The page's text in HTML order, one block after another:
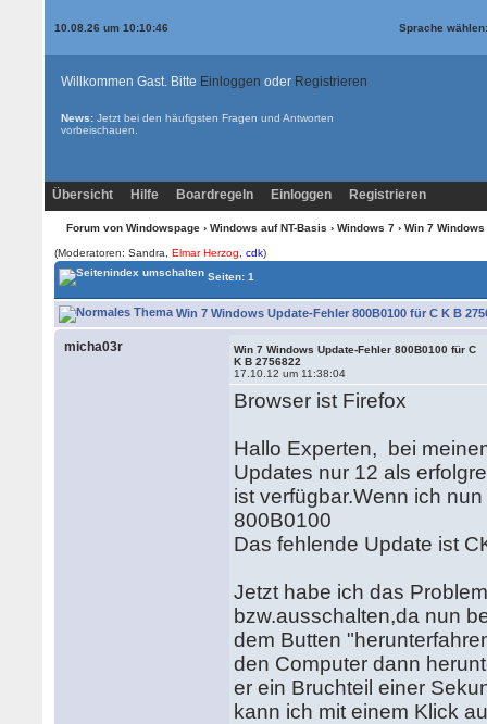
10.08.26 um 10:10:46 Sprache
Willkommen Gast. Bitte Einloggen oder Registrieren
News: Jetzt bei den häufigsten Fragen und Antworten
vorbeischauen.
Übersicht Hilfe Boardregeln Einloggen Registrieren
Forum von Windowspage› Windows auf NT-Basis › Windows 7› Win 7
(Moderatoren: Sandra,Elmar Herzog ,cdk)
Seiten: 1
Win 7 Windows Update-Fehler 800B0100 für C K B
micha03r
Win 7 Windows Update-Fehler 800B0100 für C
K B 2756822
17.10.12 um 11:38:04
Browser ist Firefox
Hallo Experten, bei
Updates nur 12 als
ist verfügbar.Wenn ich
800B0100
Das fehlende Update ist
Jetzt habe ich das
bzw.ausschalten,da nun
dem Butten
den Computer dann
er ein Bruchteil einer
kann ich mit einem Klick